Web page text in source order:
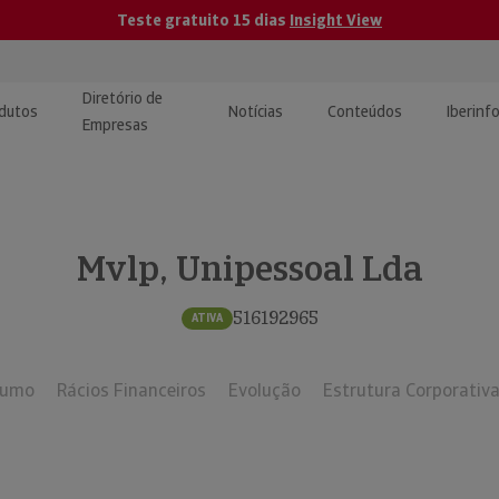
Teste gratuito 15 dias Insight View
e Monitorização de
Diretório de
Empresas
Notícias Conteúdos
| Estudos e
Mvlp, Unipessoal Lda
ATIVA 516192965
Rácios Financeiros Evolução Estrutura Corporativa